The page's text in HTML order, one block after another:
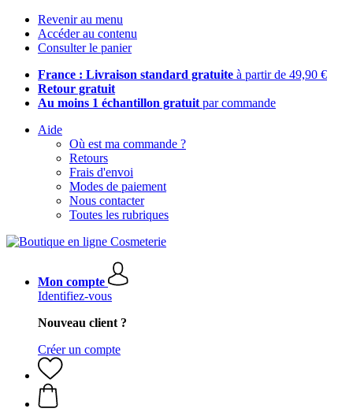
Revenir au menu
Accéder au contenu
Consulter le panier
France : Livraison standard gratuite à partir de 49,90 €
Retour gratuit
Au moins 1 échantillon gratuit par commande
Aide
Où est ma commande ?
Retours
Frais d'envoi
Modes de paiement
Nous contacter
Toutes les rubriques
Mon compte
Identifiez-vous
Nouveau client ?
Créer un compte